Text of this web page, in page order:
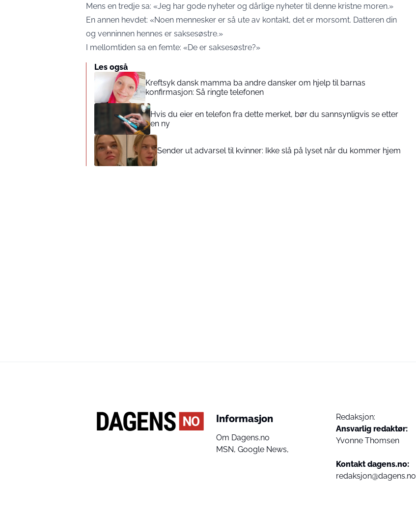
Mens en tredje sa: «Jeg har gode nyheter og dårlige nyheter til denne kristne moren.»
En annen hevdet: «Noen mennesker er så ute av kontakt, det er morsomt. Datteren din
og venninnen hennes er saksesøstre.»
I mellomtiden sa en femte: «De er saksesøstre?»
Les også
Kreftsyk dansk mamma ba andre dansker om hjelp til barnas
konfirmasjon: Så ringte telefonen
Hvis du eier en telefon fra dette merket, bør du sannsynligvis se etter
en ny
Sender ut advarsel til kvinner: Ikke slå på lyset når du kommer hjem
Informasjon
Om Dagens.no
MSN, Google News,
Redaksjon:
Ansvarlig redaktør:
Yvonne Thomsen
Kontakt dagens.no:
redaksjon@dagens.no